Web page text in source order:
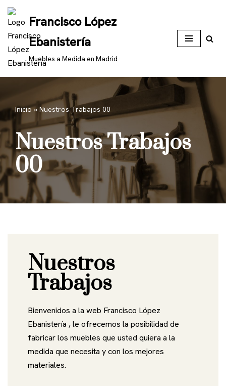
Saltar
al
contenido
Francisco López
Ebanistería
Muebles a Medida en Madrid
Inicio» Nuestros Trabajos 00
Nuestros Trabajos
00
Nuestros
Trabajos
Bienvenidos a la web Francisco López
Ebanistería , le ofrecemos la posibilidad de
fabricar los muebles que usted quiera a la
medida que necesita y con los mejores
materiales.